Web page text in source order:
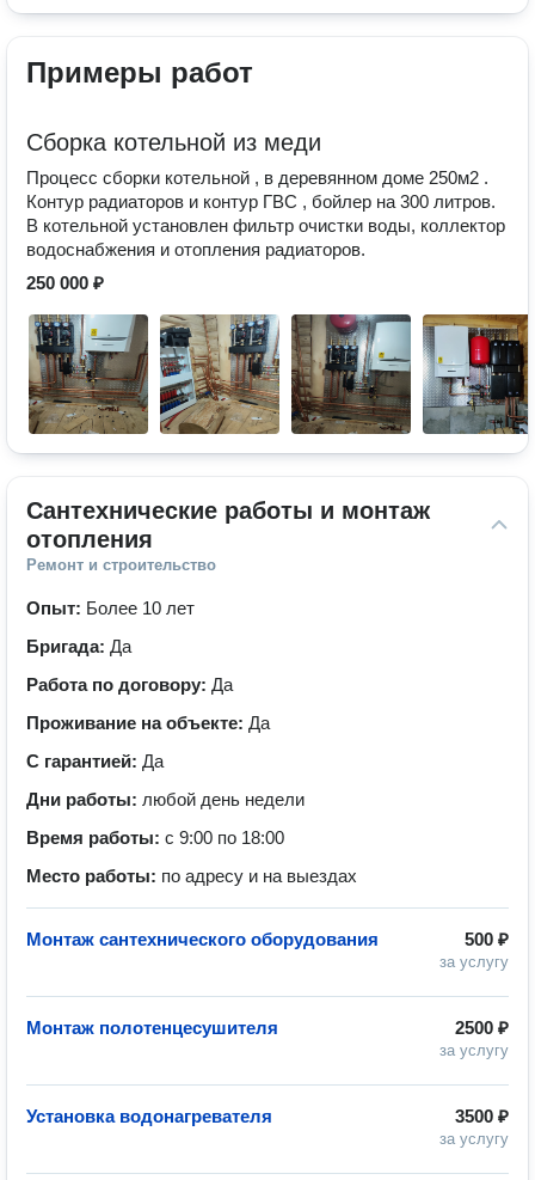
Примеры работ
Сборка котельной из меди
Процесс сборки котельной , в деревянном доме 250м2 .
Контур радиаторов и контур ГВС , бойлер на 300 литров.
В котельной установлен фильтр очистки воды, коллектор
водоснабжения и отопления радиаторов.
250 000 ₽
Сантехнические работы и монтаж
отопления
Ремонт и строительство
Опыт: Более 10 лет
Бригада: Да
Работа по договору: Да
Проживание на объекте: Да
С гарантией: Да
Дни работы: любой день недели
Время работы: с 9:00 по 18:00
Место работы: по адресу и на выездах
500 ₽
за услугу
Монтаж сантехнического оборудования
2500 ₽
за услугу
Монтаж полотенцесушителя
3500 ₽
за услугу
Установка водонагревателя